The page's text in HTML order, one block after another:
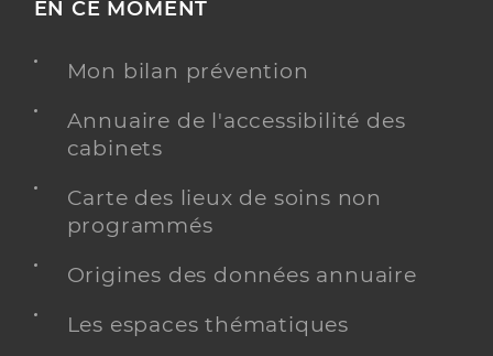
EN CE MOMENT
Mon bilan prévention
Annuaire de l'accessibilité des
cabinets
Carte des lieux de soins non
programmés
Origines des données annuaire
Les espaces thématiques